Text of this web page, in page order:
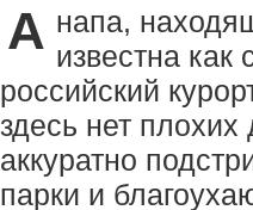
А напа,
известна
российский
здесь нет
аккуратно
парки и